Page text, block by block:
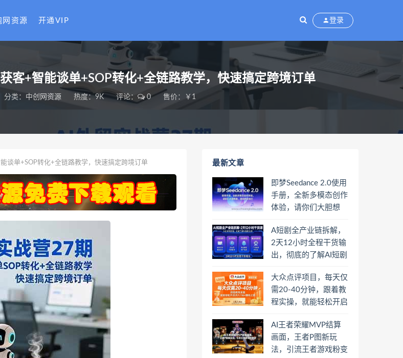
网资源 开通VIP 登录
客+智能谈单+SOP转化+全链路教学，快速搞定跨境订单
分类： 中创网资源 热度：9K 评论： 0 售价：￥1
谈单+SOP转化+全链路教学，快速搞定跨境订单 最新文章
即梦Seedance 2.0使用
手册，全新多模态创作
体验，请你们大胆想
A短剧全产业链拆解，
2天12小时全程干货输
出，彻底的了解AI短剧
大众点评项目，每天仅
需20-40分钟，跟着教
程实操，就能轻松开启
AI王者荣耀MVP结算
画面，王者P图新玩
法，引流王者游戏粉变